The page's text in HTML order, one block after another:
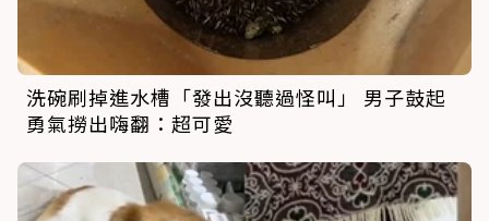
洗碗刷掉進水槽「發出沒聽過怪叫」 男子鼓起
勇氣撈出嗨翻：超可愛